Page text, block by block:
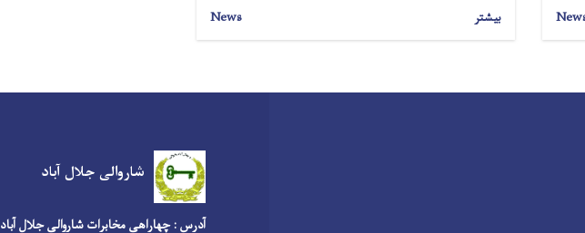
بیشتر News
شاروالی جلال آباد
آدرس : چهاراهی مخابرات شاروالی جلال آباد